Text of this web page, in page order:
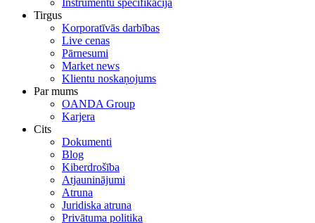
Tirgus
Korporatīvās darbības
Live cenas
Pārnesumi
Market news
Klientu noskaņojums
Par mums
OANDA Group
Karjera
Cits
Dokumenti
Blog
Kiberdrošība
Atjauninājumi
Atruna
Juridiska atruna
Privātuma politika